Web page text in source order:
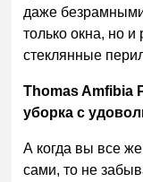
даже
только окна, но
стеклянные
Thomas Amfibia
уборка с
А когда вы все
сами, то не